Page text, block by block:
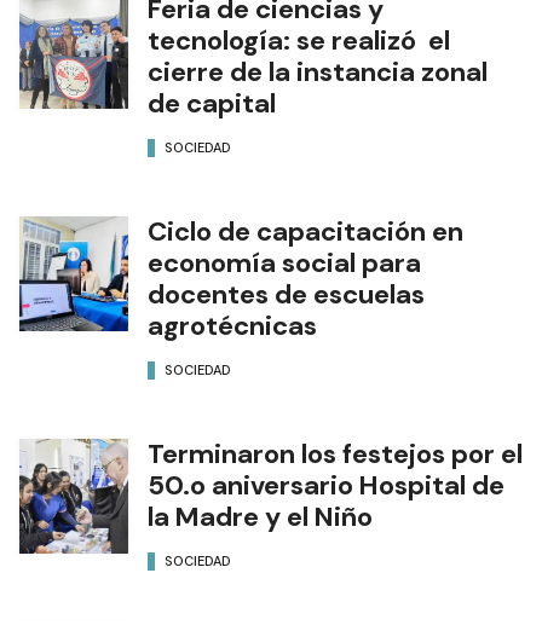
Feria de ciencias y
tecnología: se realizó el
cierre de la instancia zonal
de capital
SOCIEDAD
Ciclo de capacitación en
economía social para
docentes de escuelas
agrotécnicas
SOCIEDAD
Terminaron los festejos por el
50.o aniversario Hospital de
la Madre y el Niño
SOCIEDAD